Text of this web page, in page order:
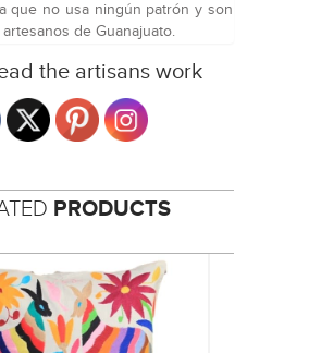
que no usa ningún patrón y son
de Guanajuato.
the artisans work
PRODUCTS